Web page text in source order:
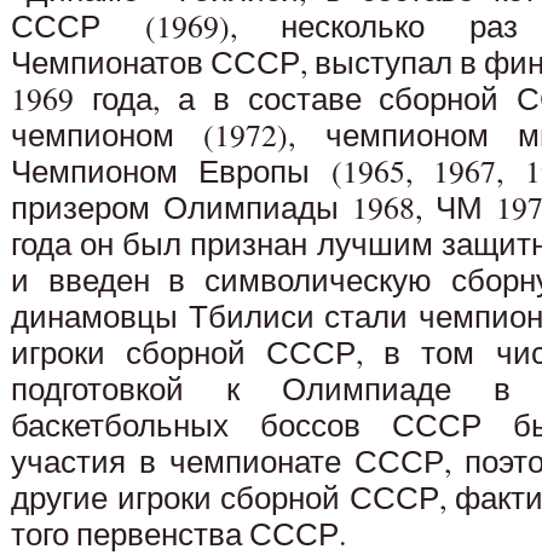
СССР (1969), несколько раз
Чемпионатов СССР, выступал в
1969 года, а в составе сборной
чемпионом (1972), чемпионом
Чемпионом Европы (1965, 1967,
призером Олимпиады 1968, ЧМ
года он был признан лучшим
и введен в символическую
динамовцы Тбилиси стали
игроки сборной СССР, в том
подготовкой к Олимпиаде
баскетбольных боссов СССР
участия в чемпионате СССР,
другие игроки сборной СССР,
того первенства СССР.